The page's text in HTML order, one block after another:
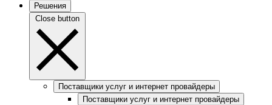
Решения
Close button
Поставщики услуг и интернет провайдеры
Поставщики услуг и интернет провайдеры